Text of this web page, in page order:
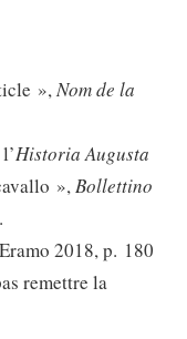
»,Nom de la
Historia Augusta
»,Bollettino
2018, p. 180
remettre la